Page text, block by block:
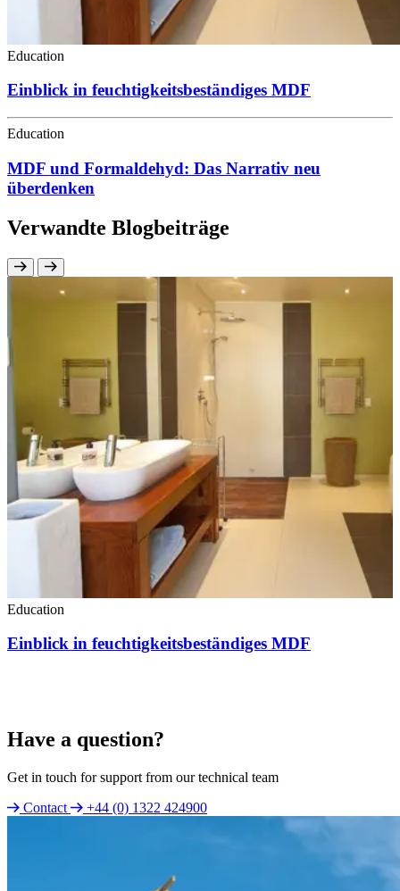
Education
Einblick in feuchtigkeitsbeständiges MDF
Education
MDF und Formaldehyd: Das Narrativ neu
überdenken
Verwandte Blogbeiträge
Education
Einblick in feuchtigkeitsbeständiges MDF
Have a question?
Get in touch for support from our technical team
Contact
+44 (0) 1322 424900